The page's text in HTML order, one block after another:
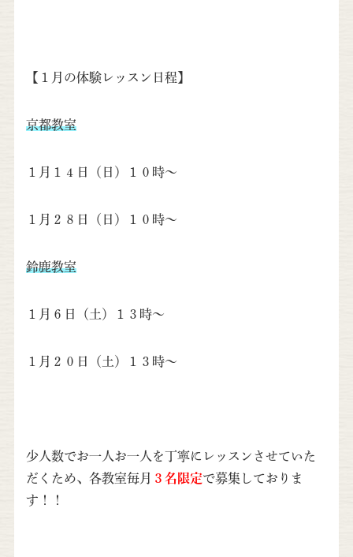
【１月の体験レッスン日程】
京都教室
１月１４日（日）１０時～
１月２８日（日）１０時～
鈴鹿教室
１月６日（土）１３時～
１月２０日（土）１３時～
少人数でお一人お一人を丁寧にレッスンさせていた
だくため、各教室毎月 ３名限定で募集しておりま
す！！